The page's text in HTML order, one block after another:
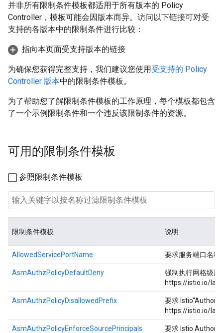
并非所有限制条件模板都适用于所有版本的 Policy
Controller，模板可能会因版本而异。访问以下链接可对受
支持的各版本中的限制条件进行比较：
指向本页面受支持版本的链接
为确保您获得完整支持，我们建议您使用受支持的 Policy
Controller 版本中的限制条件模板。
为了帮助您了解限制条件模板的工作原理，每个模板都包含
了一个示例限制条件和一个违反该限制条件的资源。
可用的限制条件模板
参照限制条件模板
限制条件模板 说明
AllowedServicePortName 要求服务端口名称
AsmAuthzPolicyDefaultDeny
强制执行网格级
https://istio.io/
AsmAuthzPolicyDisallowedPrefix
要求
https://istio.io/
AsmAuthzPolicyEnforceSourcePrincipals
要求 Istio